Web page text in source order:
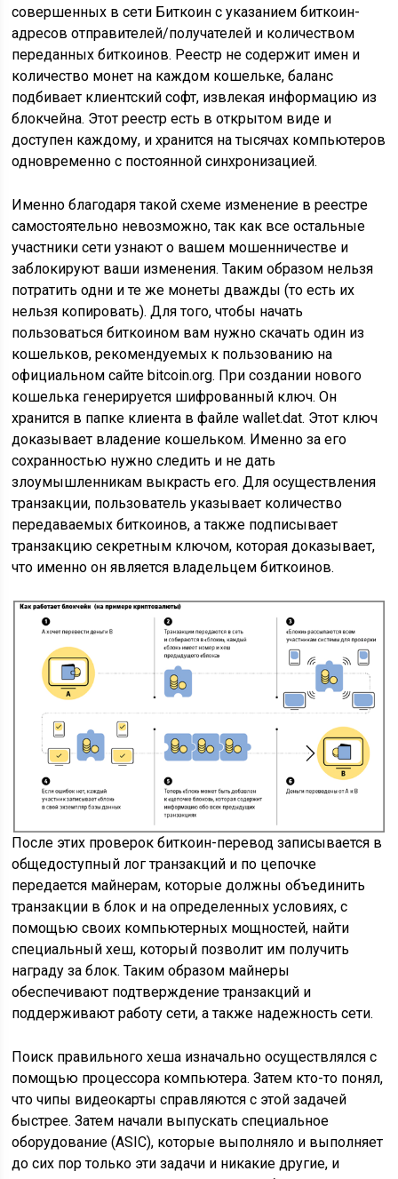
совершенных в сети Биткоин с указанием биткоин-
адресов отправителей/получателей и количеством
переданных биткоинов. Реестр не содержит имен и
количество монет на каждом кошельке, баланс
подбивает клиентский софт, извлекая информацию из
блокчейна. Этот реестр есть в открытом виде и
доступен каждому, и хранится на тысячах компьютеров
одновременно с постоянной синхронизацией.
Именно благодаря такой схеме изменение в реестре
самостоятельно невозможно, так как все остальные
участники сети узнают о вашем мошенничестве и
заблокируют ваши изменения. Таким образом нельзя
потратить одни и те же монеты дважды (то есть их
нельзя копировать). Для того, чтобы начать
пользоваться биткоином вам нужно скачать один из
кошельков, рекомендуемых к пользованию на
официальном сайте bitcoin.org. При создании нового
кошелька генерируется шифрованный ключ. Он
хранится в папке клиента в файле wallet.dat. Этот ключ
доказывает владение кошельком. Именно за его
сохранностью нужно следить и не дать
злоумышленникам выкрасть его. Для осуществления
транзакции, пользователь указывает количество
передаваемых биткоинов, а также подписывает
транзакцию секретным ключом, которая доказывает,
что именно он является владельцем биткоинов.
После этих проверок биткоин-перевод записывается в
общедоступный лог транзакций и по цепочке
передается майнерам, которые должны объединить
транзакции в блок и на определенных условиях, с
помощью своих компьютерных мощностей, найти
специальный хеш, который позволит им получить
награду за блок. Таким образом майнеры
обеспечивают подтверждение транзакций и
поддерживают работу сети, а также надежность сети.
Поиск правильного хеша изначально осуществлялся с
помощью процессора компьютера. Затем кто-то понял,
что чипы видеокарты справляются с этой задачей
быстрее. Затем начали выпускать специальное
оборудование (ASIC), которые выполняло и выполняет
до сих пор только эти задачи и никакие другие, и